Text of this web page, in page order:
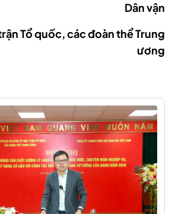
Dân vận
Tổ quốc, các đoàn thể Trung
ương